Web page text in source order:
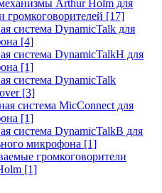
Arthur Holm для
громкоговорителей [17]
система DynamicTalk для
[4]
система DynamicTalkH для
[1]
система DynamicTalk
[3]
система MicConnect для
[1]
система DynamicTalkB для
микрофона [1]
громкоговорители
[1]